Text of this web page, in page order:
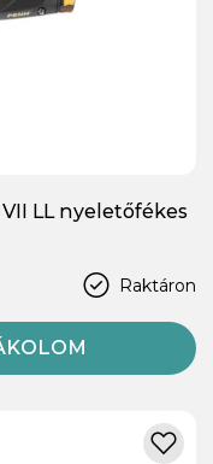
VII LL nyeletőfékes
Raktáron